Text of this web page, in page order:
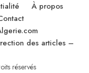
À propos
des articles –
réservés